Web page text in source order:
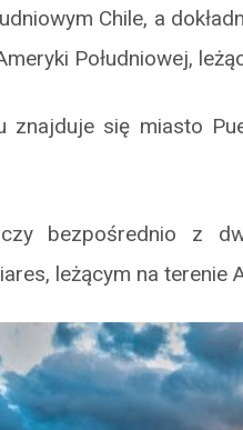
Chile, a
Południowej,
znajduje się miasto
bezpośrednio z
leżącym na terenie